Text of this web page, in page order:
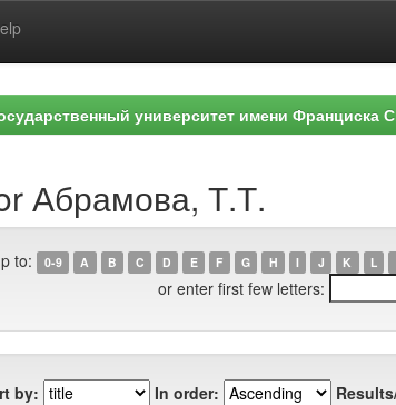
университет имени Франциска
Абрамова, Т.Т.
to: 0-9 A B C D E F G H I J K L
or enter first few letters:
by: In order: